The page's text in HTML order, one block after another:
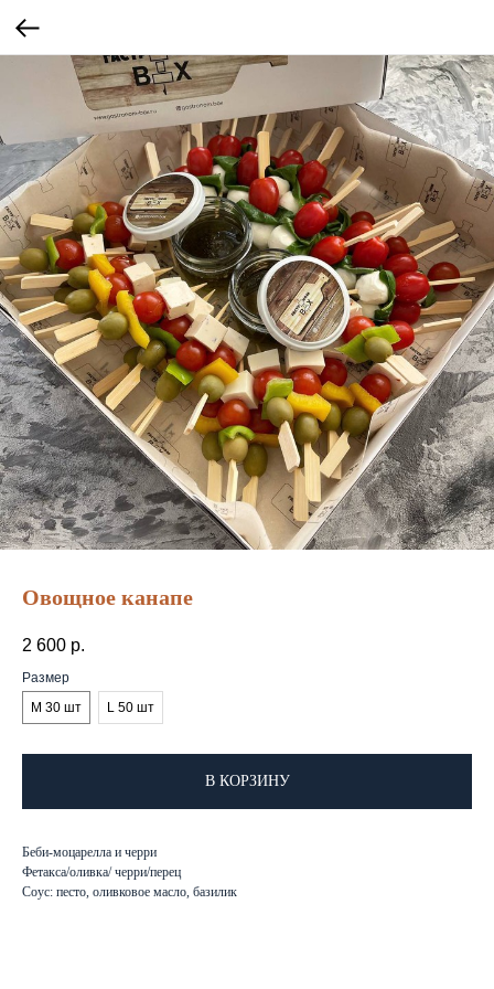
Овощное канапе
2 600 р.
Размер
М 30 шт
L 50 шт
В КОРЗИНУ
Беби-моцарелла и черри
Фетакса/оливка/ черри/перец
Соус: песто, оливковое масло, базилик